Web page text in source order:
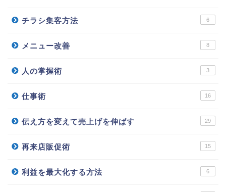
チラシ集客方法 6
メニュー改善 8
人の掌握術 3
仕事術 16
伝え方を変えて売上げを伸ばす 29
再来店販促術 15
利益を最大化する方法 6